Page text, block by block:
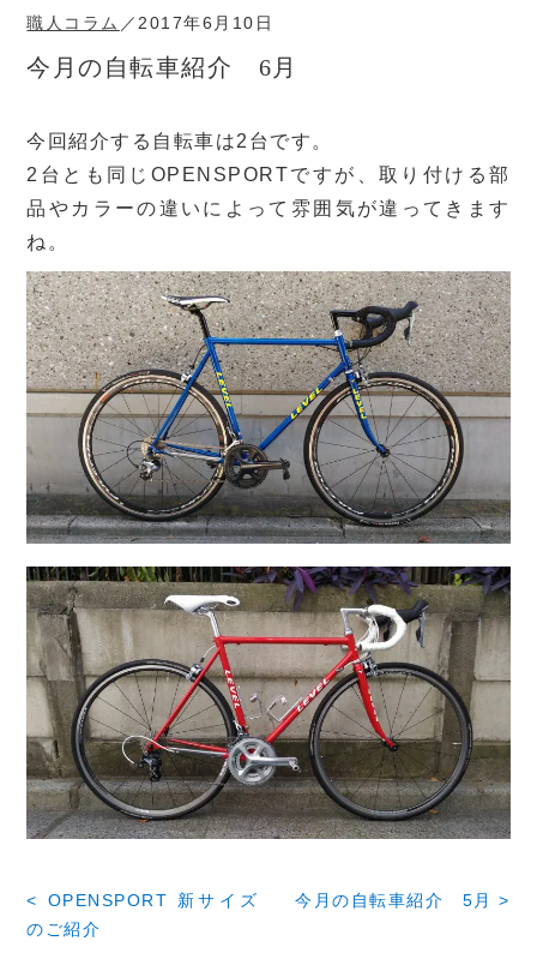
職人コラム ／ 2017年6月10日
今月の自転車紹介 6月
今回紹介する自転車は2台です。
2台とも同じOPENSPORTですが、取り付ける部
品やカラーの違いによって雰囲気が違ってきます
ね。
< OPENSPORT 新サイズ
のご紹介
今月の自転車紹介 5月 >